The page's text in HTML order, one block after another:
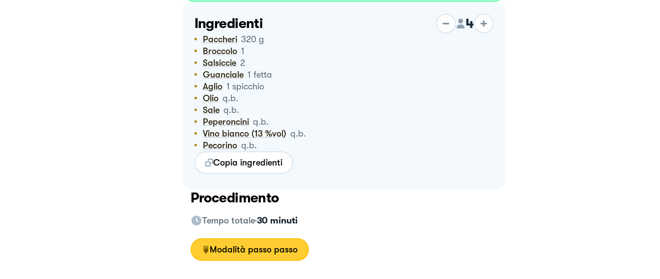
Ingredienti 4
Paccheri 320 g
Broccolo 1
Salsiccie 2
Guanciale 1 fetta
Aglio 1 spicchio
Olio q.b.
Sale q.b.
Peperoncini q.b.
Vino bianco (13 %vol) q.b.
Pecorino q.b.
Copia ingredienti
Procedimento
Tempo totale 30 minuti
Modalità passo passo